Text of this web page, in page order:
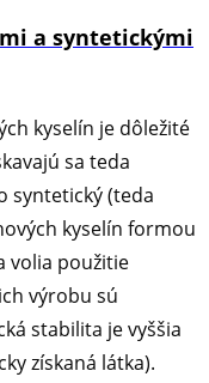
a syntetickými
kyselín je dôležité
sa teda
syntetický (teda
kyselín formou
volia použitie
výrobu sú
stabilita je vyššia
získaná látka).